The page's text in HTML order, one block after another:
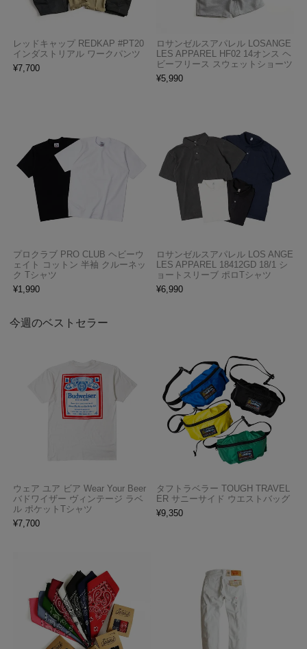
レッドキャップ REDKAP #PT20
インダストリアル ワークパンツ
¥7,700
ロサンゼルスアパレル LOSANGE
LES APPAREL HF02 14オンス ヘ
ビーフリース スウェットショーツ
¥5,990
プロクラブ PRO CLUB ヘビーウ
ェイト コットン 半袖 クルーネッ
ク Tシャツ
¥1,990
ロサンゼルスアパレル LOS ANGE
LES APPAREL 18412GD 18/1 シ
ョートスリーブ ポロTシャツ
¥6,990
今週のベストセラー
ウェア ユア ビア Wear Your Beer
バドワイザー ヴィンテージ ラベ
ル ポケットTシャツ
¥7,700
タフトラベラー TOUGH TRAVEL
ER サニーサイド ウエストバッグ
¥9,350